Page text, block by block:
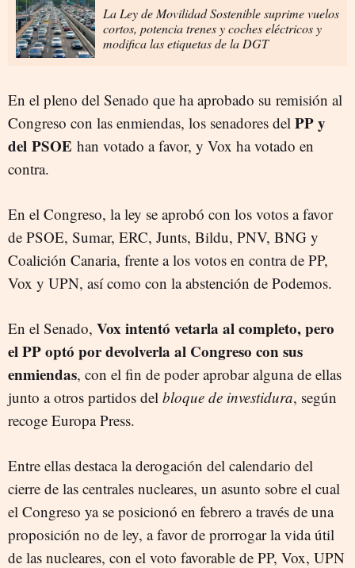
La Ley de Movilidad Sostenible suprime vuelos
cortos, potencia trenes y coches eléctricos y
modifica las etiquetas de la DGT
En el pleno del Senado que ha aprobado su remisión al
Congreso con las enmiendas, los senadores del PP y
del PSOE han votado a favor, y Vox ha votado en
contra.
En el Congreso, la ley se aprobó con los votos a favor
de PSOE, Sumar, ERC, Junts, Bildu, PNV, BNG y
Coalición Canaria, frente a los votos en contra de PP,
Vox y UPN, así como con la abstención de Podemos.
En el Senado, Vox intentó vetarla al completo, pero
el PP optó por devolverla al Congreso con sus
enmiendas, con el fin de poder aprobar alguna de ellas
junto a otros partidos del bloque de investidura, según
recoge Europa Press.
Entre ellas destaca la derogación del calendario del
cierre de las centrales nucleares, un asunto sobre el cual
el Congreso ya se posicionó en febrero a través de una
proposición no de ley, a favor de prorrogar la vida útil
de las nucleares, con el voto favorable de PP, Vox, UPN